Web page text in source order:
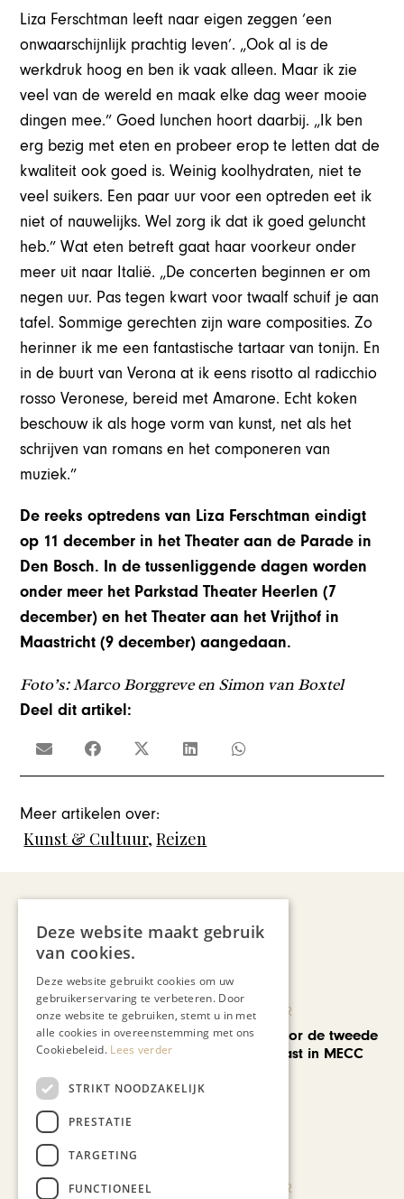
Liza Ferschtman leeft naar eigen zeggen ‘een
onwaarschijnlijk prachtig leven’. „Ook al is de
werkdruk hoog en ben ik vaak alleen. Maar ik zie
veel van de wereld en maak elke dag weer mooie
dingen mee.” Goed lunchen hoort daarbij. „Ik ben
erg bezig met eten en probeer erop te letten dat de
kwaliteit ook goed is. Weinig koolhydraten, niet te
veel suikers. Een paar uur voor een optreden eet ik
niet of nauwelijks. Wel zorg ik dat ik goed geluncht
heb.” Wat eten betreft gaat haar voorkeur onder
meer uit naar Italië. „De concerten beginnen er om
negen uur. Pas tegen kwart voor twaalf schuif je aan
tafel. Sommige gerechten zijn ware composities. Zo
herinner ik me een fantastische tartaar van tonijn. En
in de buurt van Verona at ik eens risotto al radicchio
rosso Veronese, bereid met Amarone. Echt koken
beschouw ik als hoge vorm van kunst, net als het
schrijven van romans en het componeren van
muziek.”
De reeks optredens van Liza Ferschtman eindigt
op 11 december in het Theater aan de Parade in
Den Bosch. In de tussenliggende dagen worden
onder meer het Parkstad Theater Heerlen (7
december) en het Theater aan het Vrijthof in
Maastricht (9 december) aangedaan.
Foto’s: Marco Borggreve en Simon van Boxtel
Deel dit artikel:
Meer artikelen over:
Kunst & Cultuur,Reizen
Recent nieuws
KUNST & CULTUUR
EuropArtFair voor de tweede
keer op rij te gast in MECC
KUNST & CULTUUR
Deze website maakt gebruik
van cookies.
Deze website gebruikt cookies om uw
gebruikerservaring te verbeteren. Door
onze website te gebruiken, stemt u in met
alle cookies in overeenstemming met ons
Cookiebeleid. Lees verder
STRIKT NOODZAKELIJK
PRESTATIE
TARGETING
FUNCTIONEEL